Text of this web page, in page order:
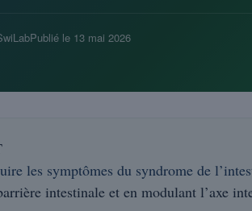
Publié le 13 mai 2026
les symptômes du syndrome de
intestinale et en modulant l’axe